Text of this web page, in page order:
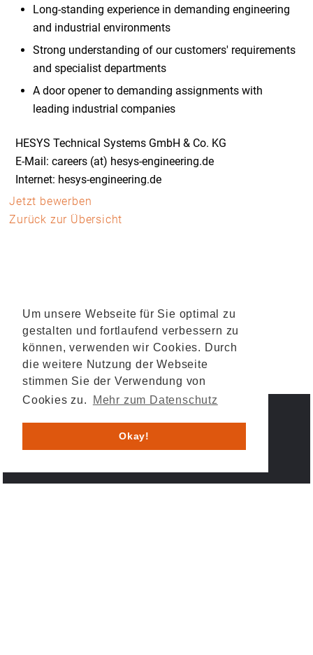
Um unsere Webseite für Sie optimal zu
gestalten und fortlaufend verbessern zu
können, verwenden wir Cookies. Durch
die weitere Nutzung der Webseite
stimmen Sie der Verwendung von
Cookies zu.
Mehr zum Datenschutz
Okay!
Long-standing experience in demanding engineering
and industrial environments
Strong understanding of our customers' requirements
and specialist departments
A door opener to demanding assignments with
leading industrial companies
HESYS Technical Systems GmbH & Co. KG
E-Mail: careers (at) hesys-engineering.de
Internet: hesys-engineering.de
Jetzt bewerben
Zurück zur Übersicht
© 2026 HESYS TechnicalSystems GmbH & Co. KG .